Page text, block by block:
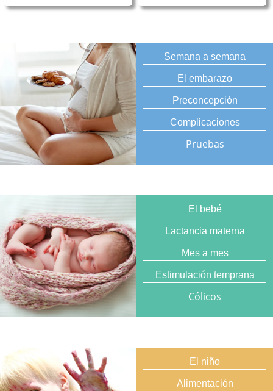
Semana a semana
El embarazo
Preconcepción
Complicaciones
Pruebas
El bebé
Lactancia materna
Mes a mes
Estimulación temprana
Cólicos
El niño
Alimentación